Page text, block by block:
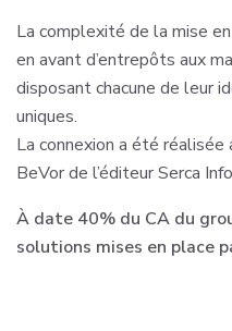
La complexité de la mise
en avant d’entrepôts aux
disposant chacune de leur
uniques.
La connexion a été réalisée
BeVor de l’éditeur Serca
À date 40% du CA du
solutions mises en place